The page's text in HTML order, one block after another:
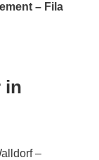
– Fila
in
–